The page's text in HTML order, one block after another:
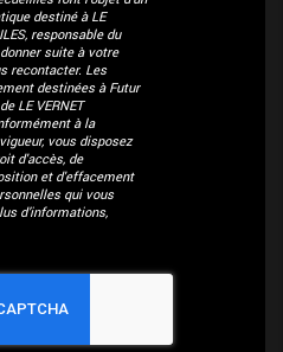
destiné àLE
, responsable du
suite à votre
recontacter. Les
destinées à Futur
LE VERNET
à la
vous disposez
d'accès, de
et d'effacement
qui vous
d’informations,